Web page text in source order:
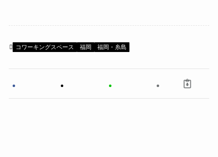
コワーキングスペース 福岡 福岡・糸島